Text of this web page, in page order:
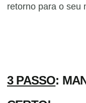
retorno para o seu
3 PASSO: